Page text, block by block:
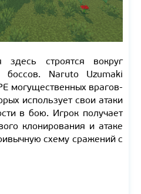
строятся вокруг
боссов. Naruto Uzumaki
могущественных врагов-
использует свои атаки
в бою. Игрок получает
клонирования и атаке
схему сражений с